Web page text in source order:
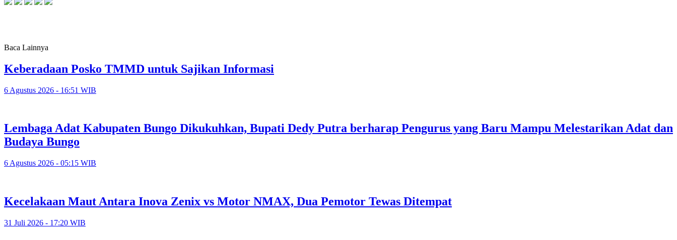
Baca Lainnya
Keberadaan Posko TMMD untuk Sajikan Informasi
6 Agustus 2026 - 16:51 WIB
Lembaga Adat Kabupaten Bungo Dikukuhkan, Bupati Dedy Putra berharap Pengurus yang Baru Mampu Melestarikan Adat dan
Budaya Bungo
6 Agustus 2026 - 05:15 WIB
Kecelakaan Maut Antara Inova Zenix vs Motor NMAX, Dua Pemotor Tewas Ditempat
31 Juli 2026 - 17:20 WIB